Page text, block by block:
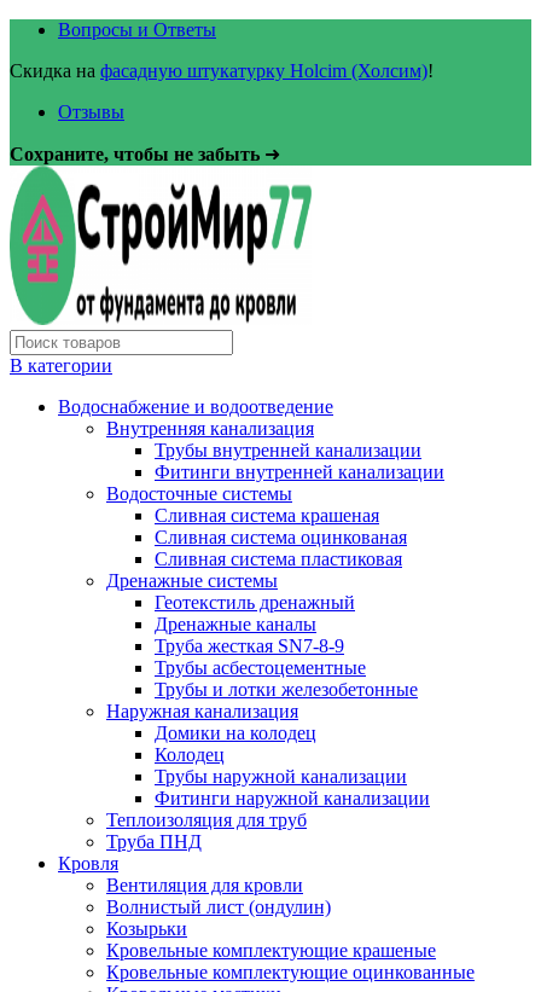
Вопросы и Ответы
Скидка на фасадную штукатурку Holcim (Холсим)!
Отзывы
Сохраните, чтобы не забыть ➜
В категории
Водоснабжение и водоотведение
Внутренняя канализация
Трубы внутренней канализации
Фитинги внутренней канализации
Водосточные системы
Сливная система крашеная
Сливная система оцинкованая
Сливная система пластиковая
Дренажные системы
Геотекстиль дренажный
Дренажные каналы
Труба жесткая SN7-8-9
Трубы асбестоцементные
Трубы и лотки железобетонные
Наружная канализация
Домики на колодец
Колодец
Трубы наружной канализации
Фитинги наружной канализации
Теплоизоляция для труб
Труба ПНД
Кровля
Вентиляция для кровли
Волнистый лист (ондулин)
Козырьки
Кровельные комплектующие крашеные
Кровельные комплектующие оцинкованные